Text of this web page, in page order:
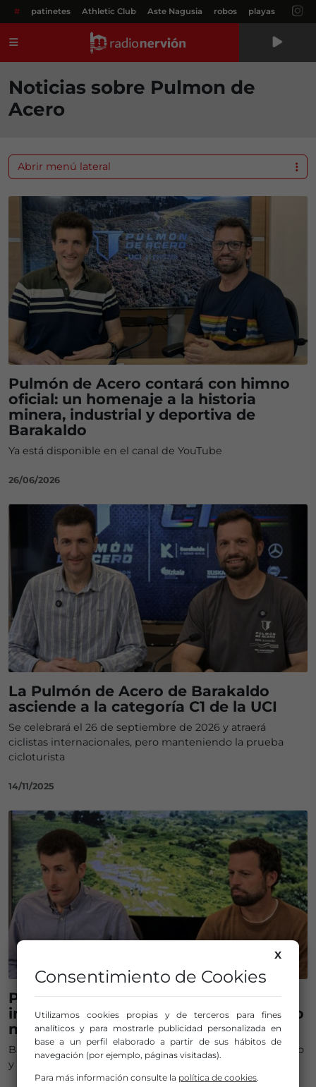
# patinetes Athletic Club Aste Nagusia robos playas
Noticias sobre Pulmon de
Acero
Pulmón de Acero contará con himno
oficial: un homenaje a la historia
minera, industrial y deportiva de
Barakaldo
Ya está disponible en el canal de YouTube
26/06/2026
La Pulmón de Acero de Barakaldo
asciende a la categoría C1 de la UCI
Se celebrará el 26 de septiembre de 2026 y atraerá
ciclistas internacionales, pero manteniendo la prueba
cicloturista
14/11/2025
Pulmón de Acero abre este jueves las
inscripciones de su décimo aniversario
más internacional
Barakaldo se convertirá en el epicentro del turismo activo
y estrenando la 1ª edición de Pulmón de Acero Trail
Abrir menú lateral
X
Consentimiento de Cookies
Utilizamos cookies propias y de terceros para fines
analíticos y para mostrarle publicidad personalizada en
base a un perfil elaborado a partir de sus hábitos de
navegación (por ejemplo, páginas visitadas).
Para más información consulte la política de cookies.